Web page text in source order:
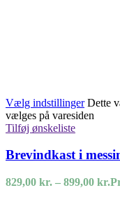
Vælg indstillinger Dette
vælges på varesiden
Tilføj ønskeliste
Brevindkast i
829,00 kr. – 899,00 kr.